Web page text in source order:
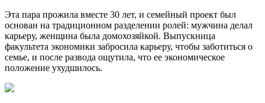
Эта пара прожила вместе 30 лет, и семейный проект был
основан на традиционном разделении ролей: мужчина делал
карьеру, женщина была домохозяйкой. Выпускница
факультета экономики забросила карьеру, чтобы заботиться о
семье, и после развода ощутила, что ее экономическое
положение ухудшилось.